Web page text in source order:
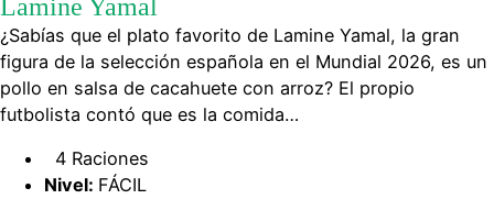
¿Sabías que el plato favorito de Lamine Yamal, la gran
figura de la selección española en el Mundial 2026, es un
pollo en salsa de cacahuete con arroz? El propio
futbolista contó que es la comida…
4 Raciones
Nivel: FÁCIL